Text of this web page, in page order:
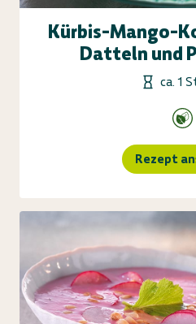
Kürbis-Mango-
Datteln und
ca. 1
Rezept